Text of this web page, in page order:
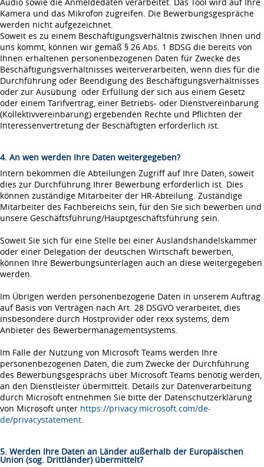
Kamera und das Mikrofon zugreifen. Die Bewerbungsgespräche
werden nicht aufgezeichnet.
Soweit es zu einem Beschäftigungsverhältnis zwischen Ihnen und
uns kommt, können wir gemäß § 26 Abs. 1 BDSG die bereits von
Ihnen erhaltenen personenbezogenen Daten für Zwecke des
Beschäftigungsverhältnisses weiterverarbeiten, wenn dies für die
Durchführung oder Beendigung des Beschäftigungsverhältnisses
oder zur Ausübung oder Erfüllung der sich aus einem Gesetz
oder einem Tarifvertrag, einer Betriebs- oder Dienstvereinbarung
(Kollektivvereinbarung) ergebenden Rechte und Pflichten der
Interessenvertretung der Beschäftigten erforderlich ist.
4. An wen werden Ihre Daten weitergegeben?
Intern bekommen die Abteilungen Zugriff auf Ihre Daten, soweit
dies zur Durchführung Ihrer Bewerbung erforderlich ist. Dies
können zuständige Mitarbeiter der HR-Abteilung. Zuständige
Mitarbeiter des Fachbereichs sein, für den Sie sich bewerben und
unsere Geschäftsführung/Hauptgeschäftsführung sein.
Soweit Sie sich für eine Stelle bei einer Auslandshandelskammer
oder einer Delegation der deutschen Wirtschaft bewerben,
können Ihre Bewerbungsunterlagen auch an diese weitergegeben
werden.
Im Übrigen werden personenbezogene Daten in unserem Auftrag
auf Basis von Verträgen nach Art. 28 DSGVO verarbeitet, dies
insbesondere durch Hostprovider oder rexx systems, dem
Anbieter des Bewerbermanagementsystems.
Im Falle der Nutzung von Microsoft Teams werden Ihre
personenbezogenen Daten, die zum Zwecke der Durchführung
des Bewerbungsgesprächs über Microsoft Teams benötig werden,
an den Dienstleister übermittelt. Details zur Datenverarbeitung
durch Microsoft entnehmen Sie bitte der Datenschutzerklärung
von Microsoft unter https://privacy.microsoft.com/de-
de/privacystatement.
5. Werden Ihre Daten an Länder außerhalb der Europäischen
Union (sog. Drittländer) übermittelt?